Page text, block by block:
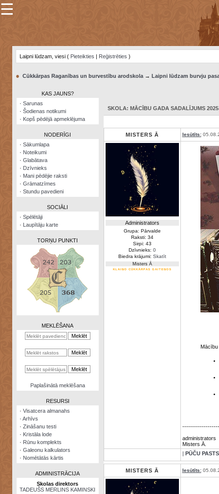
×
Šodienas
notikumi
Visatcera
almanahs
Arhīvs
Zināšanu
kalkulators
Nomētātās
☰
Laipni lūdzam, viesi ( Pieteikties | Reģistrēties )
● Cūkkārpas Raganības un burvestību arodskola→ Laipni lūdzam burvju
KAS JAUNS?
· Sarunas
· Šodienas notikumi
· Kopš pēdējā apmeklējuma
NODERĪGI
· Sākumlapa
· Noteikumi
· Glabātava
· Dzīvnieks
· Mani pēdējie raksti
· Grāmatzīmes
· Stundu pavedieni
SOCIĀLI
· Spēlētāji
· Laupītāju karte
TORŅU PUNKTI
MEKLĒŠANA
Paplašinātā meklēšana
RESURSI
· Visatcera almanahs
· Arhīvs
· Zināšanu testi
· Kristāla lode
· Rūnu komplekts
· Galeonu kalkulators
· Nomētātās kārtis
ADMINISTRĀCIJA
Skolas direktors
TADEUŠS MERLINS KAMINSKI
SKOLA: MĀCĪBU GADA SADALĪJUMS
MISTERS Ā Iesūtīts:
Administrators
Grupa: Pārvalde
Raksti: 34
Sirpi: 43
Dzīvnieks: 0
Biedra krājumi: Skatīt
Misters Ā
KLAIŅO CŪKKĀRPAS GAITEŅOS
administrators
Misters Ā.
| PŪČU PASTS
MISTERS Ā Iesūtīts: